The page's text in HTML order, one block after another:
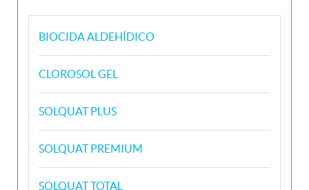
BIOCIDA ALDEHÍDICO
CLOROSOL GEL
SOLQUAT PLUS
SOLQUAT PREMIUM
SOLQUAT TOTAL